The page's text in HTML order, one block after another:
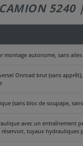
5240
montage autonome, sans
Onroad brut (sans
(sans bloc de soupape,
avec un entraînement
réservoir, tuyaux